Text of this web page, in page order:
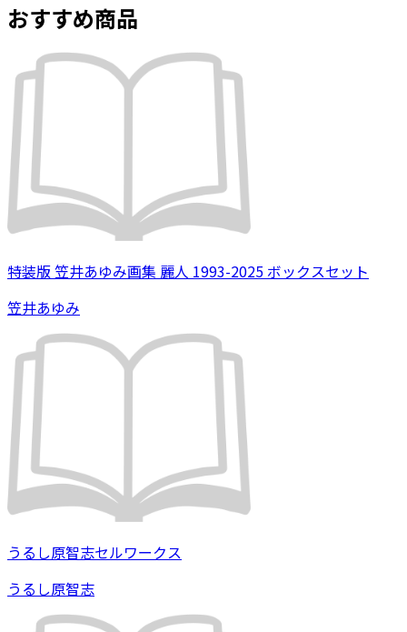
おすすめ商品
特装版 笠井あゆみ画集 麗人 1993-2025 ボックスセット
笠井あゆみ
うるし原智志セルワークス
うるし原智志